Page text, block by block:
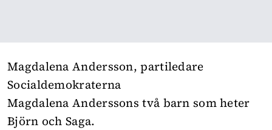
Magdalena Andersson, partiledare
Socialdemokraterna
Magdalena Anderssons två barn som heter
Björn och Saga.